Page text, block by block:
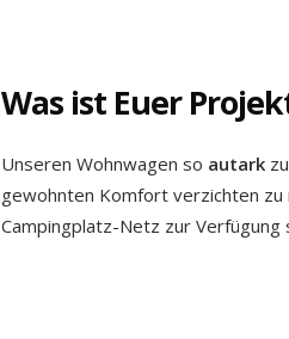
Was ist Euer
Unseren Wohnwagen so autarkzu
gewohnten Komfort verzichten zu
Campingplatz-Netz zur Verfügung